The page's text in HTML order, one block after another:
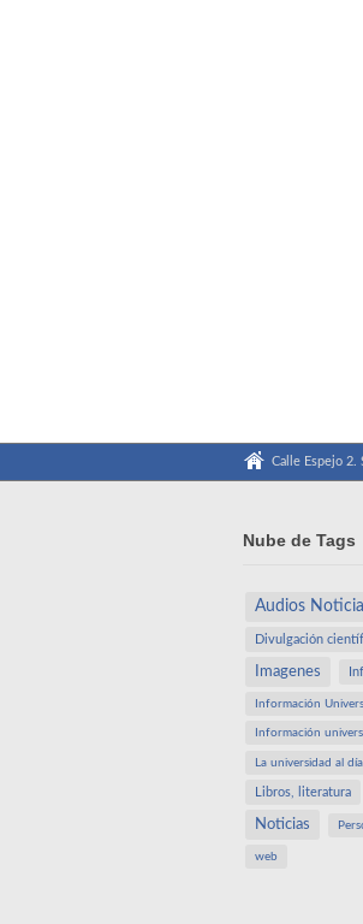
Calle Espejo 2.
Nube de Tags
Audios
Divulgación
Imagenes
Información
Información
La universidad al
Libros, literatura
Noticias
web